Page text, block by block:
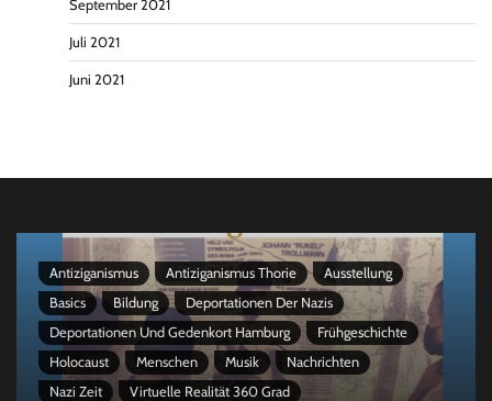
September 2021
Juli 2021
Juni 2021
Antiziganismus Antiziganismus Thorie
Ausstellung
Basics
Bildung
Deportationen Der Nazis
Deportationen Und Gedenkort Hamburg
Frühgeschichte
Holocaust
Menschen Musik
Nachrichten
Nazi Zeit
Virtuelle Realität 360 Grad